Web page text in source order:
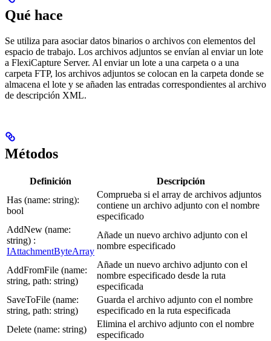
Qué hace
Se utiliza para asociar datos binarios o archivos con elementos del
espacio de trabajo. Los archivos adjuntos se envían al enviar un lote
a FlexiCapture Server. Al enviar un lote a una carpeta o a una
carpeta FTP, los archivos adjuntos se colocan en la carpeta donde se
almacena el lote y se añaden las entradas correspondientes al archivo
de descripción XML.
Métodos
Definición
Descripción
Has (name: string):
bool
Comprueba si el array de archivos adjuntos
contiene un archivo adjunto con el nombre
especificado
AddNew (name:
string) :
IAttachmentByteArray
Añade un nuevo archivo adjunto con el
nombre especificado
AddFromFile (name:
string, path: string)
Añade un nuevo archivo adjunto con el
nombre especificado desde la ruta
especificada
SaveToFile (name:
string, path: string)
Guarda el archivo adjunto con el nombre
especificado en la ruta especificada
Delete (name: string)
Elimina el archivo adjunto con el nombre
especificado